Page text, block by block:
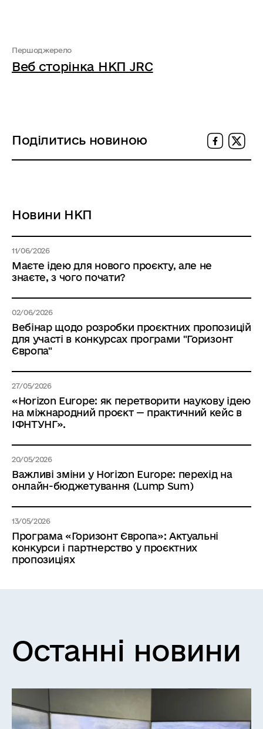
Першоджерело
Веб сторінка НКП JRC
Поділитись новиною
Новини НКП
11/06/2026
Маєте ідею для нового проєкту, але не
знаєте, з чого почати?
02/06/2026
Вебінар щодо розробки проєктних пропозицій
для участі в конкурсах програми "Горизонт
Європа"
27/05/2026
«Horizon Europe: як перетворити наукову ідею
на міжнародний проєкт — практичний кейс в
ІФНТУНГ».
20/05/2026
Важливі зміни у Horizon Europe: перехід на
онлайн-бюджетування (Lump Sum)
13/05/2026
Програма «Горизонт Європа»: Актуальні
конкурси і партнерство у проєктних
пропозиціях
Останні новини